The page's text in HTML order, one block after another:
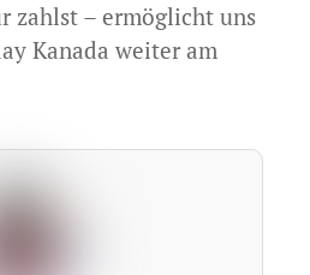
zahlst – ermöglicht uns
Kanada weiter am